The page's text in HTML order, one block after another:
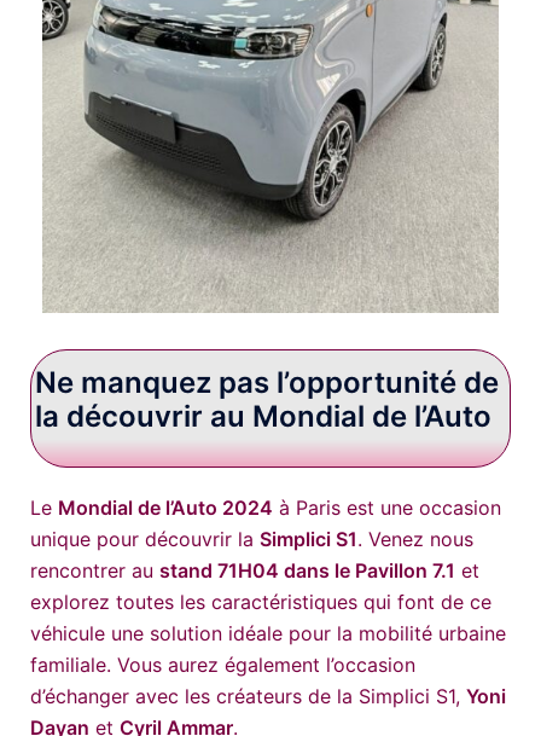
Ne manquez pas l’opportunité de
la découvrir au Mondial de l’Auto
Le Mondial de l’Auto 2024 à Paris est une occasion
unique pour découvrir la Simplici S1. Venez nous
rencontrer au stand 71H04 dans le Pavillon 7.1 et
explorez toutes les caractéristiques qui font de ce
véhicule une solution idéale pour la mobilité urbaine
familiale. Vous aurez également l’occasion
d’échanger avec les créateurs de la Simplici S1, Yoni
Dayan et Cyril Ammar.